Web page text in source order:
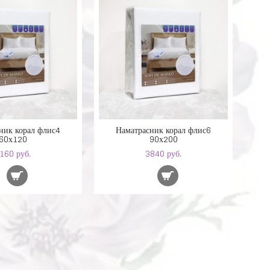
корал флис4
руб.
Наматрасник корал флис6
90х200
3840 руб.